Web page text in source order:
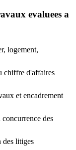
evaluees a
logement,
chiffre d'affaires
et encadrement
des
des litiges